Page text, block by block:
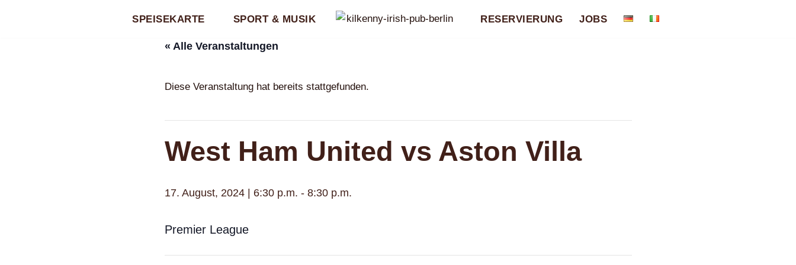
SPEISEKARTE SPORT & MUSIK RESERVIERUNG JOBS
« Alle Veranstaltungen
Diese Veranstaltung hat bereits stattgefunden.
West Ham United vs Aston Villa
17. August, 2024 | 6:30 p.m. - 8:30 p.m.
Premier League